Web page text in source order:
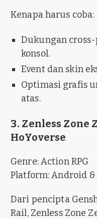
Kenapa harus coba:
Dukungan cross-
konsol.
Event dan skin
Optimasi grafis
atas.
3. Zenless Zone
HoYoverse
Genre: Action RPG
Platform: Android &
Dari pencipta
Rail, Zenless Zone